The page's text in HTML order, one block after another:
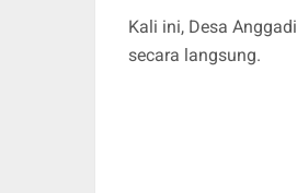
Kali ini, Desa
secara langsung.